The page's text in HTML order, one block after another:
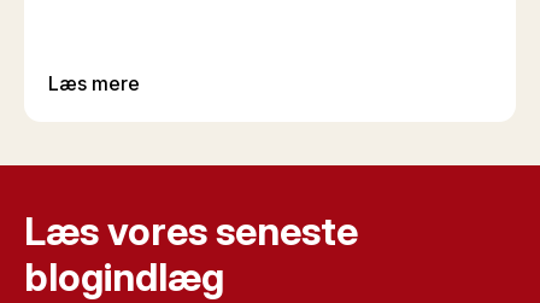
Læs mere
Læs vores seneste
blogindlæg